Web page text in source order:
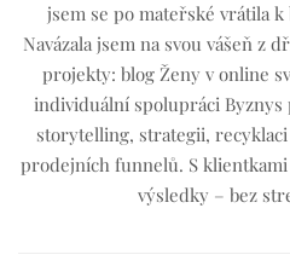
jsem se po mateřské vrátila
Navázala jsem na svou vášeň z
projekty: blog Ženy v online
individuální spolupráci Byznys
storytelling, strategii,
prodejních funnelů. S
výsledky – bez